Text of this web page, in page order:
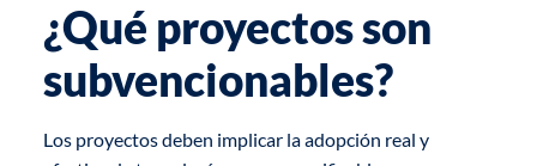
¿Qué proyectos son
subvencionables?
Los proyectos deben implicar la adopción real y